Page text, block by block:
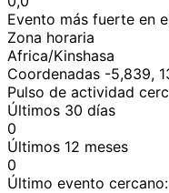
Evento más fuerte en
Zona horaria
Africa/Kinshasa
Coordenadas -5,839,
Pulso de actividad
Últimos 30 días
0
Últimos 12 meses
0
Último evento cercano: